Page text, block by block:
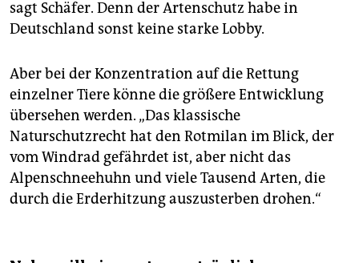
sagt Schäfer. Denn der Artenschutz habe in
Deutschland sonst keine starke Lobby.
Aber bei der Konzentration auf die Rettung
einzelner Tiere könne die größere Entwicklung
übersehen werden. „Das klassische
Naturschutzrecht hat den Rotmilan im Blick, der
vom Windrad gefährdet ist, aber nicht das
Alpenschneehuhn und viele Tausend Arten, die
durch die Erderhitzung auszusterben drohen.“